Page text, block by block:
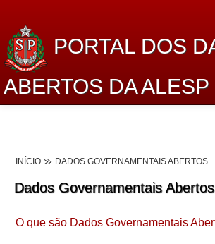
PORTAL DOS
ABERTOS DA ALESP
Lei de Acesso à Informação
Dados Governamentais Abertos
INÍCIO DADOS GOVERNAMENTAIS ABERTOS
Dados Governamentais Abertos
O que são Dados Governamentais